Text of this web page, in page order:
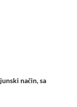
način, sa